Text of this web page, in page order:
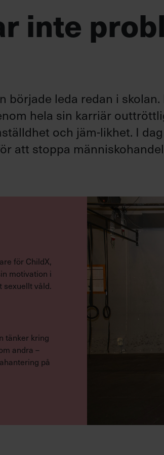
inte
började leda redan i
hela sin karriär
och jäm-likhet. I
att stoppa
för ChildX,
motivation i
sexuellt våld.
tänker kring
andra –
på